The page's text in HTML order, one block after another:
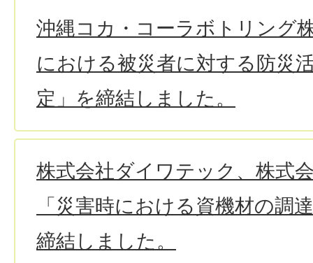
沖縄コカ・コーラボトリング
における被災者に対する防災
定」を締結しました。
株式会社ダイワテック、株式
「災害時における資機材の調
締結しました。